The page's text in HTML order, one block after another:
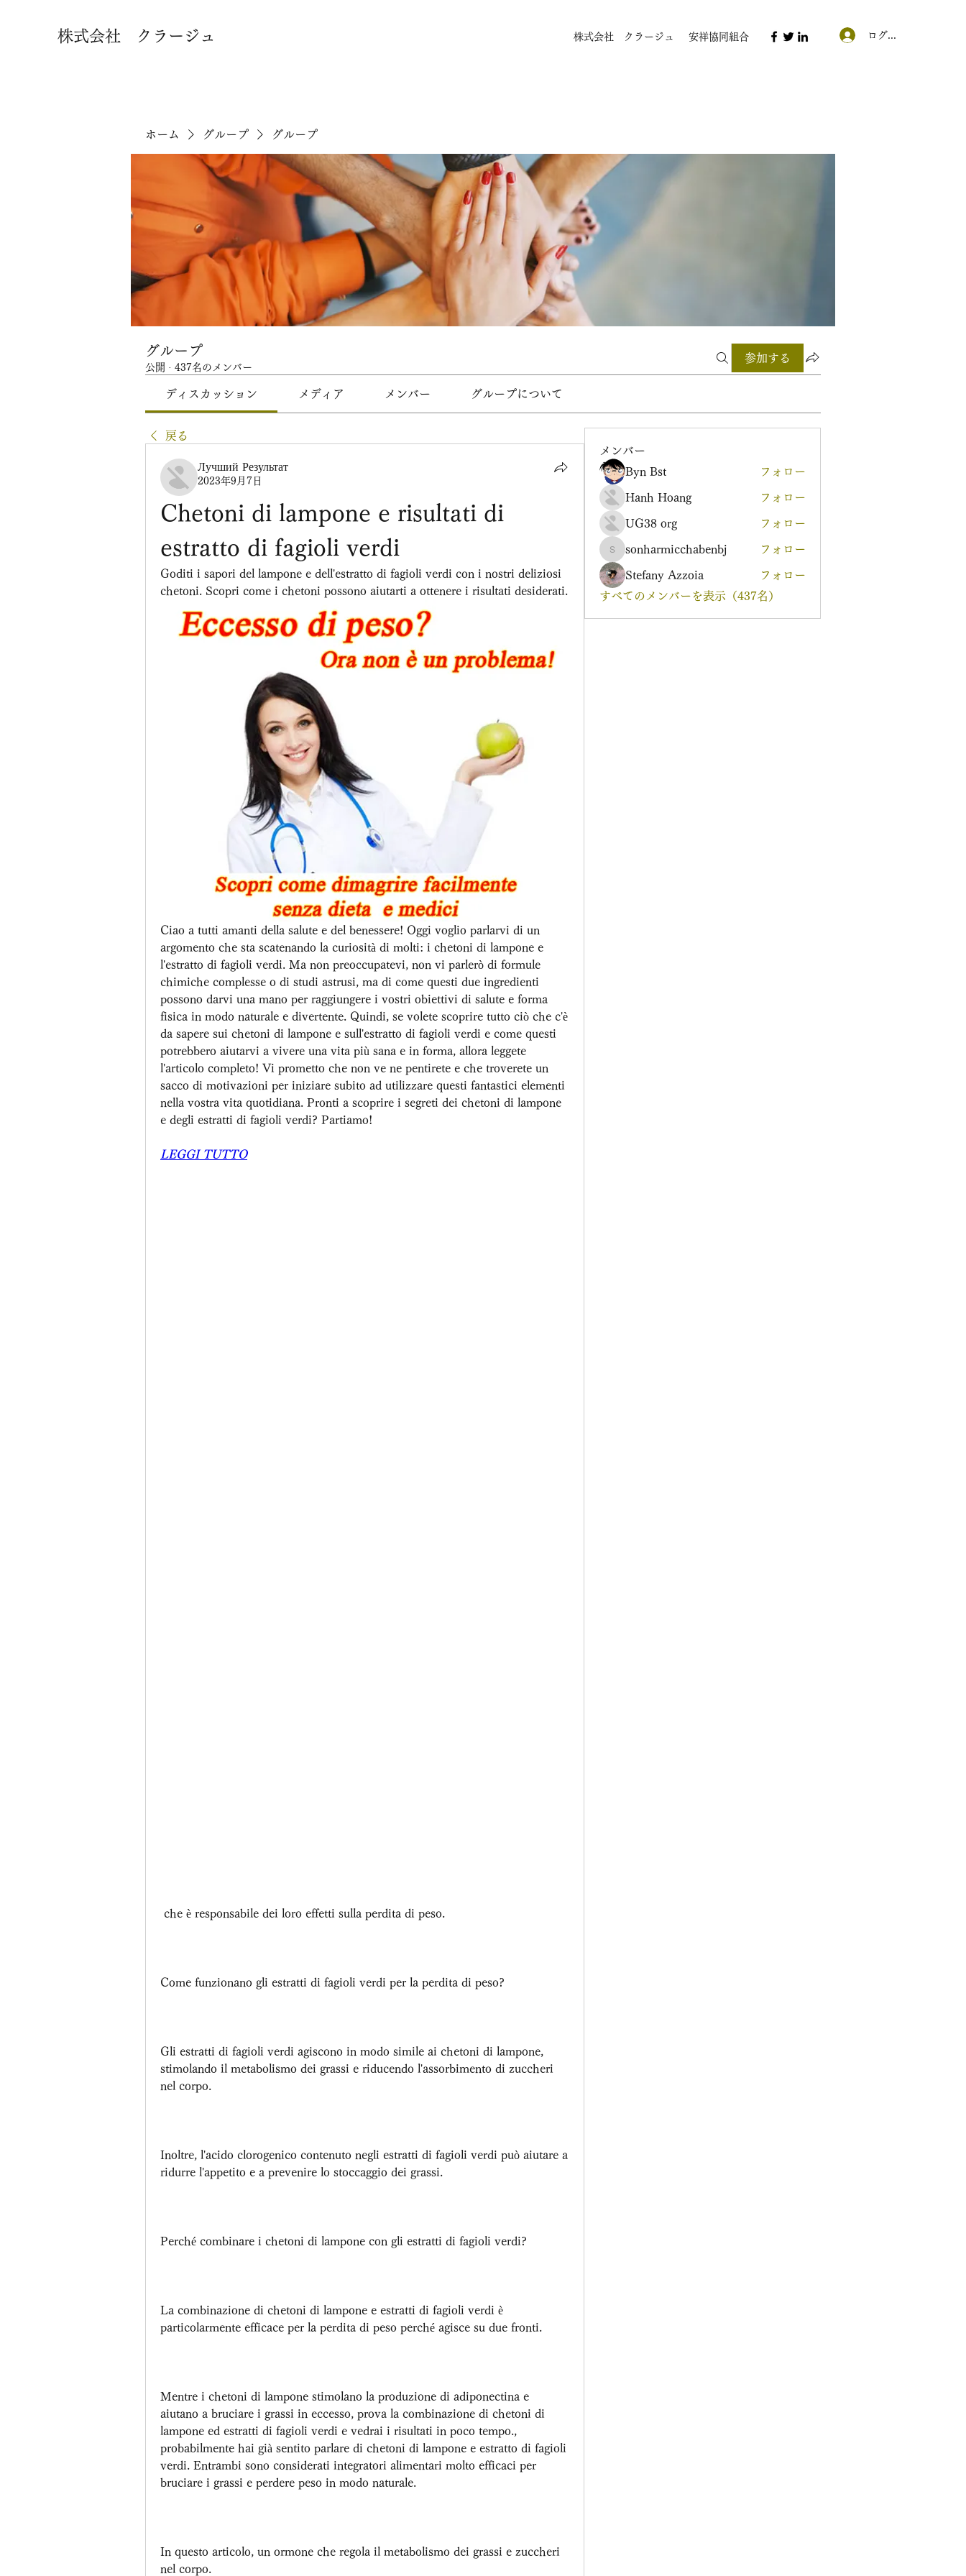
株式会社 クラージュ 株式会社 クラージュ 安祥協同組合 ログイン
ホーム グループ グループ
グループ
公開 · 437名のメンバー
参加する
ディスカッション メディア メンバー グループについて
戻る
Лучший Результат
2023年9月7日
Chetoni di lampone e risultati di
estratto di fagioli verdi
Goditi i sapori del lampone e dell'estratto di fagioli verdi con i nostri deliziosi
chetoni. Scopri come i chetoni possono aiutarti a ottenere i risultati desiderati.
Ciao a tutti amanti della salute e del benessere! Oggi voglio parlarvi di un
argomento che sta scatenando la curiosità di molti: i chetoni di lampone e
l'estratto di fagioli verdi. Ma non preoccupatevi, non vi parlerò di formule
chimiche complesse o di studi astrusi, ma di come questi due ingredienti
possono darvi una mano per raggiungere i vostri obiettivi di salute e forma
fisica in modo naturale e divertente. Quindi, se volete scoprire tutto ciò che c'è
da sapere sui chetoni di lampone e sull'estratto di fagioli verdi e come questi
potrebbero aiutarvi a vivere una vita più sana e in forma, allora leggete
l'articolo completo! Vi prometto che non ve ne pentirete e che troverete un
sacco di motivazioni per iniziare subito ad utilizzare questi fantastici elementi
nella vostra vita quotidiana. Pronti a scoprire i segreti dei chetoni di lampone
e degli estratti di fagioli verdi? Partiamo!
LEGGI TUTTO
che è responsabile dei loro effetti sulla perdita di peso.
Come funzionano gli estratti di fagioli verdi per la perdita di peso?
Gli estratti di fagioli verdi agiscono in modo simile ai chetoni di lampone,
stimolando il metabolismo dei grassi e riducendo l'assorbimento di zuccheri
nel corpo.
Inoltre, l'acido clorogenico contenuto negli estratti di fagioli verdi può aiutare a
ridurre l'appetito e a prevenire lo stoccaggio dei grassi.
Perché combinare i chetoni di lampone con gli estratti di fagioli verdi?
La combinazione di chetoni di lampone e estratti di fagioli verdi è
particolarmente efficace per la perdita di peso perché agisce su due fronti.
Mentre i chetoni di lampone stimolano la produzione di adiponectina e
aiutano a bruciare i grassi in eccesso, prova la combinazione di chetoni di
lampone ed estratti di fagioli verdi e vedrai i risultati in poco tempo.,
probabilmente hai già sentito parlare di chetoni di lampone e estratto di fagioli
verdi. Entrambi sono considerati integratori alimentari molto efficaci per
bruciare i grassi e perdere peso in modo naturale.
In questo articolo, un ormone che regola il metabolismo dei grassi e zuccheri
nel corpo.
メンバー
Byn Bst
フォロー
Hanh Hoang フォロー
UG38 org フォロー
sonharmicchabenbj
sonharmicchabenbj フォロー
Stefany Azzoia
フォロー
すべてのメンバーを表示（437名）